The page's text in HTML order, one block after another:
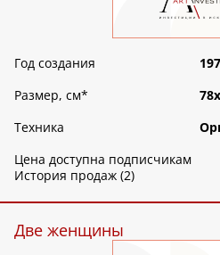
Год создания
Размер, см*
Техника
Цена доступна подписчикам
История продаж (2)
Две женщины